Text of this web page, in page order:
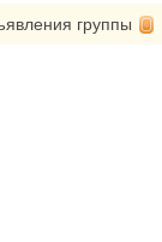
группы